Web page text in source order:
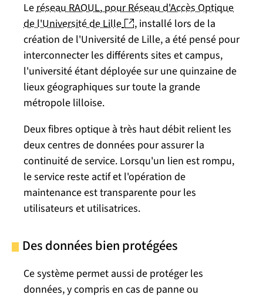
Leréseau RAOUL, pour Réseau d'Accès Optique
de l'Université de Lille
(nouvelle fenêtre)
, installé lors de la
création de l'Université de Lille, a été pensé pour
interconnecter les différents sites et campus,
l'université étant déployée sur une quinzaine de
lieux géographiques sur toute la grande
métropole lilloise.
Deux fibres optique à très haut débit relient les
deux centres de données pour assurer la
continuité de service. Lorsqu'un lien est rompu,
le service reste actif et l'opération de
maintenance est transparente pour les
utilisateurs et utilisatrices.
Des données bien protégées
Ce système permet aussi de protéger les
données, y compris en cas de panne ou